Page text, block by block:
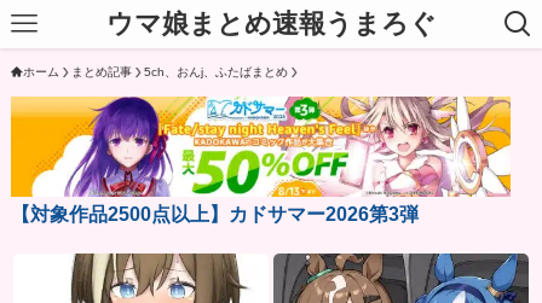
ウマ娘まとめ速報うまろぐ
ホーム まとめ記事 5ch、おんj、ふたばまとめ
【対象作品2500点以上】カドサマー2026第3弾